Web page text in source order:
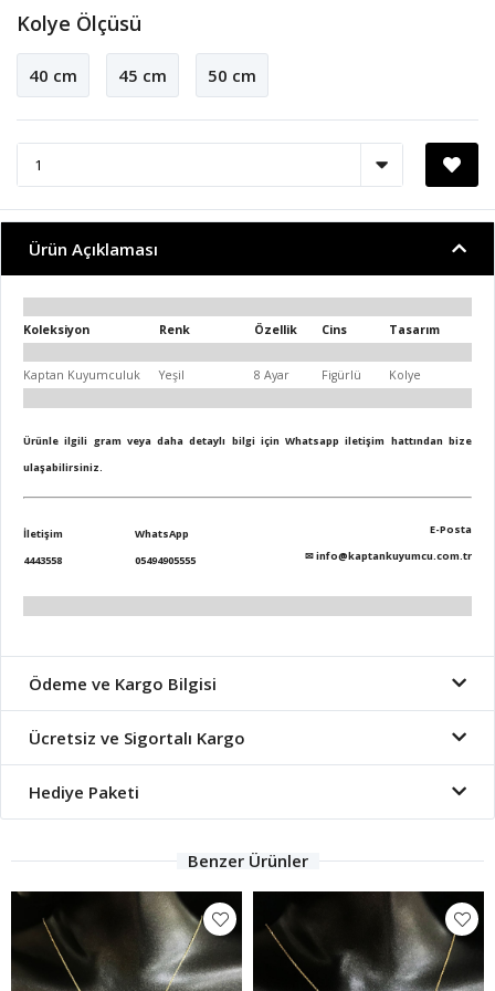
Kolye Ölçüsü
40 cm 45 cm 50 cm
Ürün Açıklaması
Koleksiyon Renk Özellik Cins Tasarım
Kaptan Kuyumculuk Yeşil 8 Ayar Figürlü Kolye
Ürünle ilgili gram veya daha detaylı bilgi için Whatsapp iletişim hattından bize
ulaşabilirsiniz.
İletişim
4443558
WhatsApp
05494905555
E-Posta
✉info@kaptankuyumcu.com.tr
Ödeme ve Kargo Bilgisi
Ücretsiz ve Sigortalı Kargo
Hediye Paketi
Benzer Ürünler